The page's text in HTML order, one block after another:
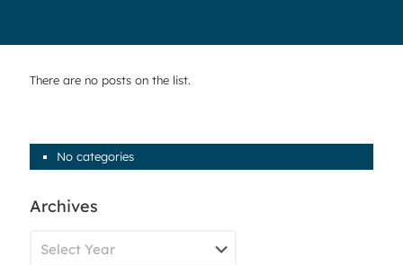
There are no posts on the list.
No categories
Archives